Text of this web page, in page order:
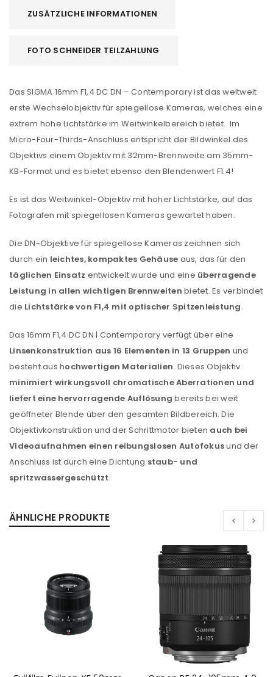
ANMELDEN
Benutzername oder E-Mail-Adresse*
Passwort
ZUSÄTZLICHE INFORMATIONEN
FOTO SCHNEIDER TEILZAHLUNG
Das SIGMA 16mm F1,4 DC DN – Contemporary ist das weltweit
erste Wechselobjektiv für spiegellose Kameras, welches eine
extrem hohe Lichtstärke im Weitwinkelbereich bietet. Im
Micro-Four-Thirds-Anschluss entspricht der Bildwinkel des
Objektivs einem Objektiv mit 32mm-Brennweite am 35mm-
KB-Format und es bietet ebenso den Blendenwert F1.4!
Es ist das Weitwinkel-Objektiv mit hoher Lichtstärke, auf das
Fotografen mit spiegellosen Kameras gewartet haben.
Die DN-Objektive für spiegellose Kameras zeichnen sich
durch ein leichtes, kompaktes Gehäuse aus, das für den
täglichen Einsatz entwickelt wurde und eine überragende
Leistung in allen wichtigen Brennweiten bietet. Es verbindet
die Lichtstärke von F1,4 mit optischer Spitzenleistung.
Das 16mm F1,4 DC DN | Contemporary verfügt über eine
Linsenkonstruktion aus 16 Elementen in 13 Gruppen und
besteht aus hochwertigen Materialien. Dieses Objektiv
minimiert wirkungsvoll chromatische Aberrationen und
liefert eine hervorragende Auflösung bereits bei weit
geöffneter Blende über den gesamten Bildbereich. Die
Objektivkonstruktion und der Schrittmotor bieten auch bei
Videoaufnahmen einen reibungslosen Autofokusund der
Anschluss ist durch eine Dichtung staub- und
spritzwassergeschützt.
ÄHNLICHE PRODUKTE